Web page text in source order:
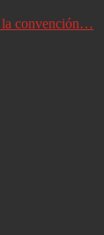
la convención…